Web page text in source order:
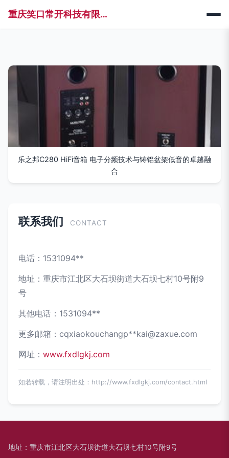
重庆笑口常开科技有限公司
乐之邦C280 HiFi音箱 电子分频技术与铸铝盆架低音的卓越融
合
联系我们 CONTACT
电话：1531094**
地址：重庆市江北区大石坝街道大石坝七村10号附9
号
其他电话：1531094**
更多邮箱：cqxiaokouchangp**kai@zaxue.com
网址： www.fxdlgkj.com
如若转载，请注明出处：http://www.fxdlgkj.com/contact.html
地址：重庆市江北区大石坝街道大石坝七村10号附9号